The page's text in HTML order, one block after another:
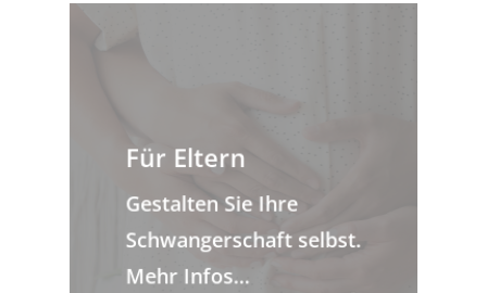
Für Eltern
Gestalten Sie Ihre
Schwangerschaft selbst.
Mehr Infos…